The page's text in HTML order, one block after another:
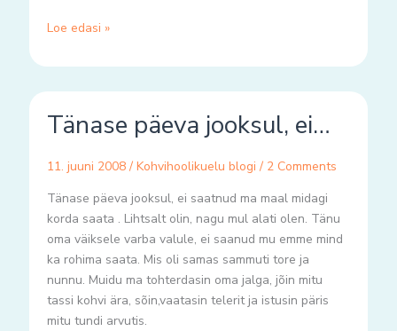
Loe edasi »
Tänase päeva jooksul, ei…
11. juuni 2008 / Kohvihoolikuelu blogi / 2 Comments
Tänase päeva jooksul, ei saatnud ma maal midagi
korda saata . Lihtsalt olin, nagu mul alati olen. Tänu
oma väiksele varba valule, ei saanud mu emme mind
ka rohima saata. Mis oli samas sammuti tore ja
nunnu. Muidu ma tohterdasin oma jalga, jõin mitu
tassi kohvi ära, sõin,vaatasin telerit ja istusin päris
mitu tundi arvutis.
päeva
ei…